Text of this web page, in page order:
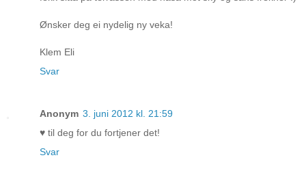
Ønsker deg ei nydelig ny veka!
Klem Eli
Svar
Anonym 3. juni 2012 kl. 21:59
♥ til deg for du fortjener det!
Svar